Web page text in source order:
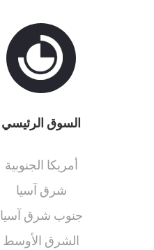
السوق الرئيسي
أمريكا الجنوبية
شرق آسيا
جنوب شرق آسيا
الشرق الأوسط